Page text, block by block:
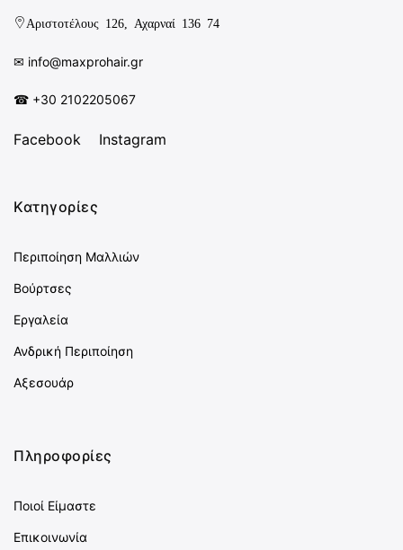
Αριστοτέλους 126, Αχαρναί 136 74
✉︎ info@maxprohair.gr
☎ +30 2102205067
Facebook Instagram
Κατηγορίες
Περιποίηση Μαλλιών
Βούρτσες
Εργαλεία
Ανδρική Περιποίηση
Αξεσουάρ
Πληροφορίες
Ποιοί Είμαστε
Επικοινωνία